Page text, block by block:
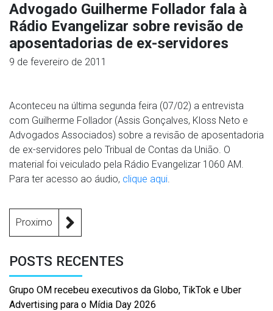
Advogado Guilherme Follador fala à
Rádio Evangelizar sobre revisão de
aposentadorias de ex-servidores
9 de fevereiro de 2011
Aconteceu na última segunda feira (07/02) a entrevista
com Guilherme Follador (Assis Gonçalves, Kloss Neto e
Advogados Associados) sobre a revisão de aposentadoria
de ex-servidores pelo Tribual de Contas da União. O
material foi veiculado pela Rádio Evangelizar 1060 AM.
Para ter acesso ao áudio, clique aqui.
Proximo
POSTS RECENTES
Grupo OM recebeu executivos da Globo, TikTok e Uber
Advertising para o Mídia Day 2026